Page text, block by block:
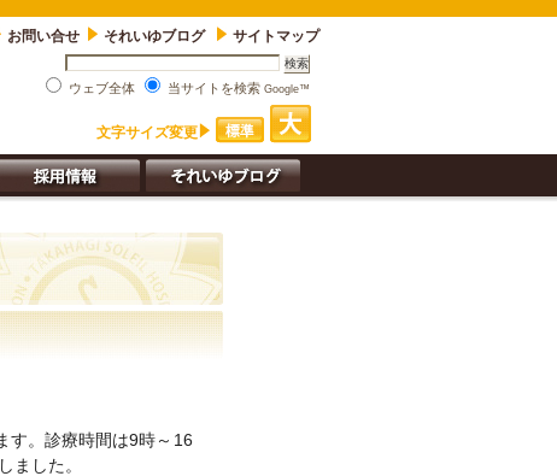
お問い合せ それいゆブログ サイトマップ
ウェブ全体 当サイトを検索 Google™
文字サイズ変更
す。診療時間は9時～16
ました。